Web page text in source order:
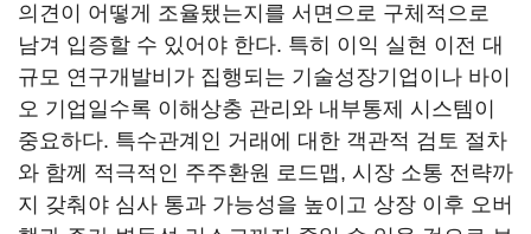
의견이 어떻게 조율됐는지를 서면으로 구체적으로
남겨 입증할 수 있어야 한다. 특히 이익 실현 이전 대
규모 연구개발비가 집행되는 기술성장기업이나 바이
오 기업일수록 이해상충 관리와 내부통제 시스템이
중요하다. 특수관계인 거래에 대한 객관적 검토 절차
와 함께 적극적인 주주환원 로드맵, 시장 소통 전략까
지 갖춰야 심사 통과 가능성을 높이고 상장 이후 오버